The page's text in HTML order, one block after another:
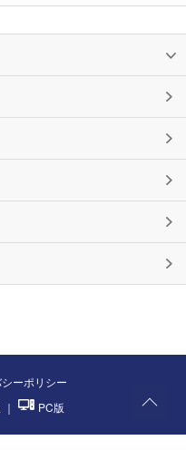
ーポリシー
｜ PC版